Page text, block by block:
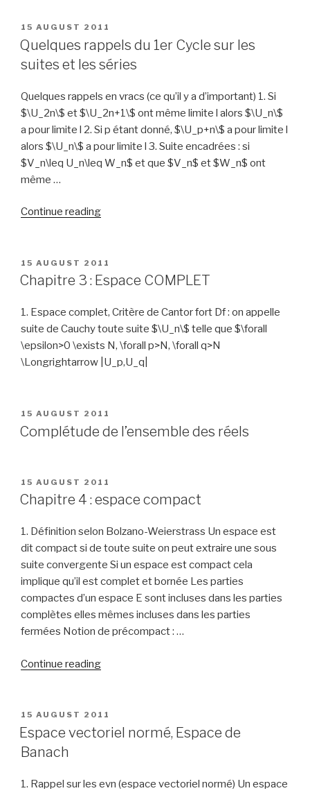
Suites
convergentes
et
continues”
POSTED
ON
15 AUGUST 2011
Quelques rappels du 1er Cycle sur les
suites et les séries
Quelques rappels en vracs (ce qu’il y a d’important) 1. Si
$\U_2n\$ et $\U_2n+1\$ ont même limite l alors $\U_n\$
a pour limite l 2. Si p étant donné, $\U_p+n\$ a pour limite l
alors $\U_n\$ a pour limite l 3. Suite encadrées : si
$V_n\leq U_n\leq W_n$ et que $V_n$ et $W_n$ ont
même …
Continue reading“Quelques
1er
Cycle
les
suites
et
les
POSTED
ON
15 AUGUST 2011
Chapitre 3 : Espace COMPLET
1. Espace complet, Critère de Cantor fort Df : on appelle
suite de Cauchy toute suite $\U_n\$ telle que $\forall
\epsilon>0 \exists N, \forall p>N, \forall q>N
\Longrightarrow |U_p,U_q|
POSTED
ON
15 AUGUST 2011
Complétude de l’ensemble des réels
POSTED
ON
15 AUGUST 2011
Chapitre 4 : espace compact
1. Définition selon Bolzano-Weierstrass Un espace est
dit compact si de toute suite on peut extraire une sous
suite convergente Si un espace est compact cela
implique qu’il est complet et bornée Les parties
compactes d’un espace E sont incluses dans les parties
complètes elles mêmes incluses dans les parties
fermées Notion de précompact : …
Continue reading“Chapitre
espace
compact”
POSTED
ON
15 AUGUST 2011
Espace vectoriel normé, Espace de
Banach
1. Rappel sur les evn (espace vectoriel normé) Un espace